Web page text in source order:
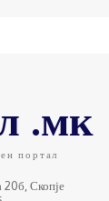
.мк
портал
20б, Скопје